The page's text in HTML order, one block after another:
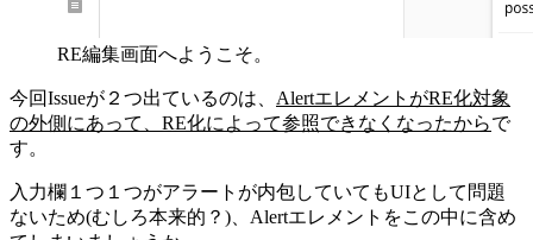
RE編集画面へようこそ。
今回Issueが２つ出ているのは、 AlertエレメントがRE化対象
の外側にあって、RE化によって参照できなくなったからで
す。
入力欄１つ１つがアラートが内包していてもUIとして問題
ないため(むしろ本来的？)、Alertエレメントをこの中に含め